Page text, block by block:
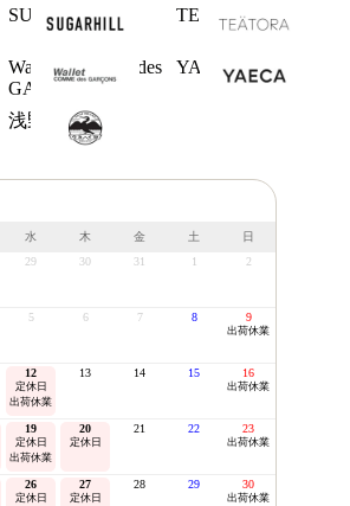
SUGARHILL TEATORA
Wallet COMME des
GARCONS
YAECA
浅野商店
水 木 金 土
日
29 30 31 1 2
5 6 7 8 9
出荷休業
12
定休日
出荷休業
13 14 15 16
出荷休業
19
定休日
出荷休業
20
定休日
21 22 23
出荷休業
26
定休日
27
定休日
28 29 30
出荷休業